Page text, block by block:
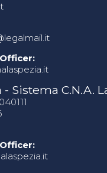
- Sistema C.N.A.